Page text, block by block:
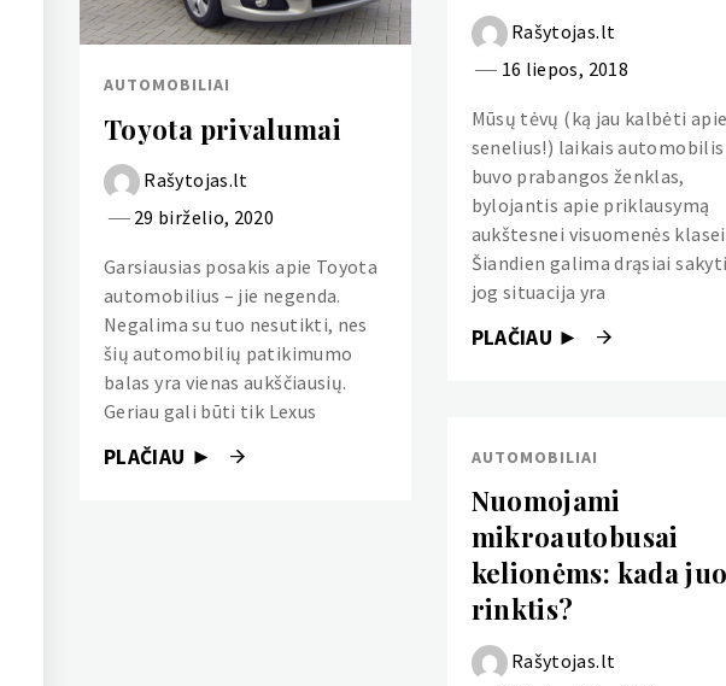
AUTOMOBILIAI
Toyota privalumai
Rašytojas.lt
29 birželio, 2020
Garsiausias posakis apie Toyota
automobilius – jie negenda.
Negalima su tuo nesutikti, nes
šių automobilių patikimumo
balas yra vienas aukščiausių.
Geriau gali būti tik Lexus
PLAČIAU ►
Rašytojas.lt
16 liepos, 2018
Mūsų tėvų (ką jau kalbėti apie
senelius!) laikais automobilis
buvo prabangos ženklas,
bylojantis apie priklausymą
aukštesnei visuomenės
Šiandien galima drąsiai
jog situacija yra
PLAČIAU ►
AUTOMOBILIAI
Nuomojami
mikroautobusai
kelionėms: kada
rinktis?
Rašytojas.lt